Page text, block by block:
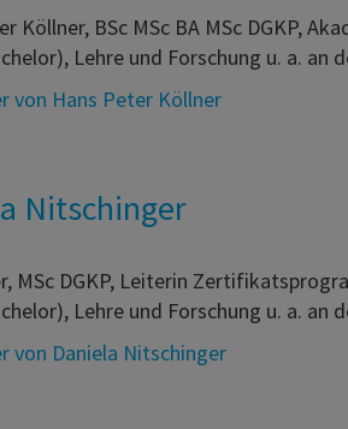
Köllner, BSc MSc BA MSc DGKP,
Lehre und Forschung u. a. an
von Hans Peter Köllner
Nitschinger
MSc DGKP, Leiterin
Lehre und Forschung u. a. an
von Daniela Nitschinger